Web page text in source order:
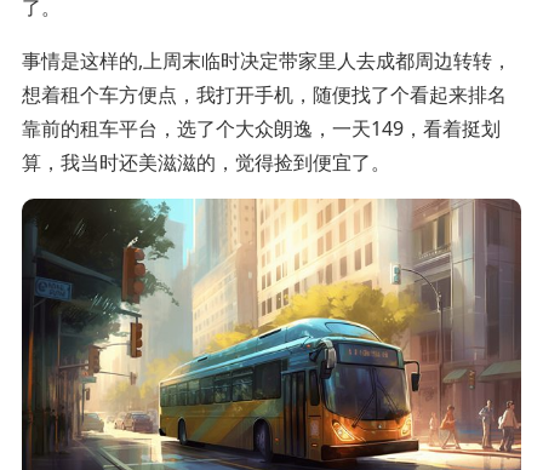
了。
事情是这样的,上周末临时决定带家里人去成都周边转转，
想着租个车方便点，我打开手机，随便找了个看起来排名
靠前的租车平台，选了个大众朗逸，一天149，看着挺划
算，我当时还美滋滋的，觉得捡到便宜了。